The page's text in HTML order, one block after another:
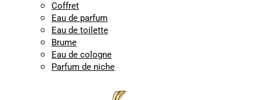
Coffret
Eau de parfum
Eau de toilette
Brume
Eau de cologne
Parfum de niche